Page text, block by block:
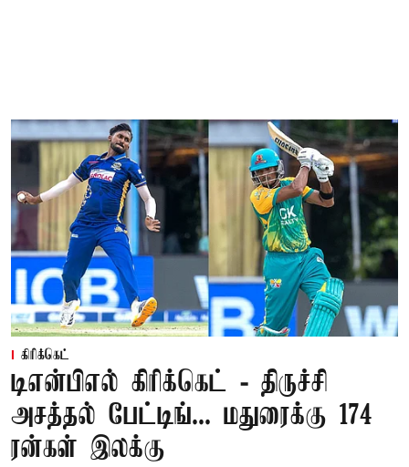
கிரிக்கெட்
டிஎன்பிஎல் கிரிக்கெட் - திருச்சி
அசத்தல் பேட்டிங்... மதுரைக்கு 174
ரன்கள் இலக்கு